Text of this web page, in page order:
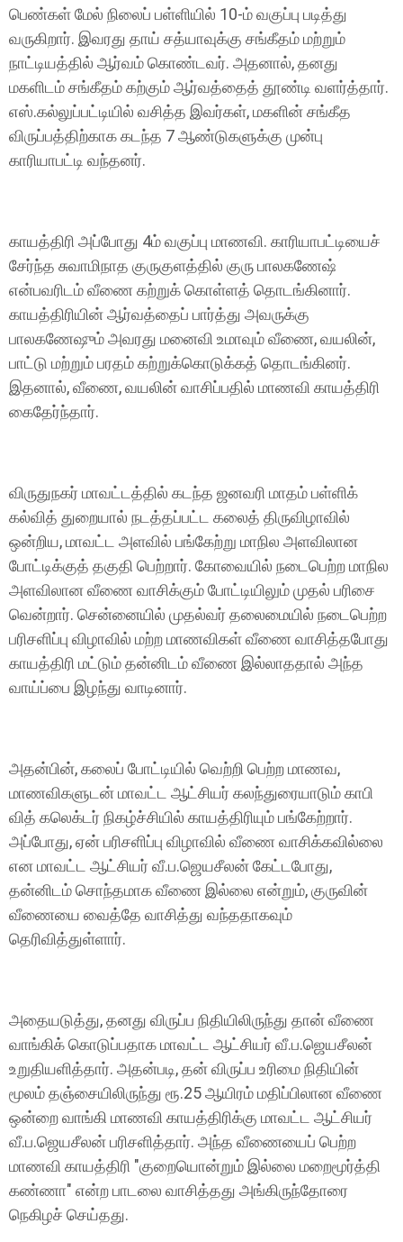
பெண்கள் மேல் நிலைப் பள்ளியில் 10-ம் வகுப்பு படித்து
வருகிறார். இவரது தாய் சத்யாவுக்கு சங்கீதம் மற்றும்
நாட்டியத்தில் ஆர்வம் கொண்டவர். அதனால், தனது
மகளிடம் சங்கீதம் கற்கும் ஆர்வத்தைத் தூண்டி வளர்த்தார்.
எஸ்.கல்லுப்பட்டியில் வசித்த இவர்கள், மகளின் சங்கீத
விருப்பத்திற்காக கடந்த 7 ஆண்டுகளுக்கு முன்பு
காரியாபட்டி வந்தனர்.
காயத்திரி அப்போது 4ம் வகுப்பு மாணவி. காரியாபட்டியைச்
சேர்ந்த சுவாமிநாத குருகுளத்தில் குரு பாலகணேஷ்
என்பவரிடம் வீணை கற்றுக் கொள்ளத் தொடங்கினார்.
காயத்திரியின் ஆர்வத்தைப் பார்த்து அவருக்கு
பாலகணேஷும் அவரது மனைவி உமாவும் வீணை, வயலின்,
பாட்டு மற்றும் பரதம் கற்றுக்கொடுக்கத் தொடங்கினர்.
இதனால், வீணை, வயலின் வாசிப்பதில் மாணவி காயத்திரி
கைதேர்ந்தார்.
விருதுநகர் மாவட்டத்தில் கடந்த ஜனவரி மாதம் பள்ளிக்
கல்வித் துறையால் நடத்தப்பட்ட கலைத் திருவிழாவில்
ஒன்றிய, மாவட்ட அளவில் பங்கேற்று மாநில அளவிலான
போட்டிக்குத் தகுதி பெற்றார். கோவையில் நடைபெற்ற மாநில
அளவிலான வீணை வாசிக்கும் போட்டியிலும் முதல் பரிசை
வென்றார். சென்னையில் முதல்வர் தலைமையில் நடைபெற்ற
பரிசளிப்பு விழாவில் மற்ற மாணவிகள் வீணை வாசித்தபோது
காயத்திரி மட்டும் தன்னிடம் வீணை இல்லாததால் அந்த
வாய்ப்பை இழந்து வாடினார்.
அதன்பின், கலைப் போட்டியில் வெற்றி பெற்ற மாணவ,
மாணவிகளுடன் மாவட்ட ஆட்சியர் கலந்துரையாடும் காபி
வித் கலெக்டர் நிகழ்ச்சியில் காயத்திரியும் பங்கேற்றார்.
அப்போது, ஏன் பரிசளிப்பு விழாவில் வீணை வாசிக்கவில்லை
என மாவட்ட ஆட்சியர் வீ.ப.ஜெயசீலன் கேட்டபோது,
தன்னிடம் சொந்தமாக வீணை இல்லை என்றும், குருவின்
வீணையை வைத்தே வாசித்து வந்ததாகவும்
தெரிவித்துள்ளார்.
அதையடுத்து, தனது விருப்ப நிதியிலிருந்து தான் வீணை
வாங்கிக் கொடுப்பதாக மாவட்ட ஆட்சியர் வீ.ப.ஜெயசீலன்
உறுதியளித்தார். அதன்படி, தன் விருப்ப உரிமை நிதியின்
மூலம் தஞ்சையிலிருந்து ரூ.25 ஆயிரம் மதிப்பிலான வீணை
ஒன்றை வாங்கி மாணவி காயத்திரிக்கு மாவட்ட ஆட்சியர்
வீ.ப.ஜெயசீலன் பரிசளித்தார். அந்த வீணையைப் பெற்ற
மாணவி காயத்திரி "குறையொன்றும் இல்லை மறைமூர்த்தி
கண்ணா" என்ற பாடலை வாசித்தது அங்கிருந்தோரை
நெகிழச் செய்தது.